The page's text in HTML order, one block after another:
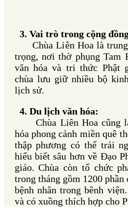
3. Vai trò trong cộng
Chùa Liên Hoa là trung
trọng, nơi thờ phụng Tam
văn hóa và tri thức Phật
chùa lưu giữ nhiều bộ
lịch sử.
4. Du lịch văn hóa:
Chùa Liên Hoa cũng
hóa phong cảnh miền quê
thập phương có thể trải
hiểu biết sâu hơn về Đạo
giáo. Chùa còn tổ chức
trong tháng gồm 1200 phần
bệnh nhân trong bênh
và có xuồng thích hợp cho